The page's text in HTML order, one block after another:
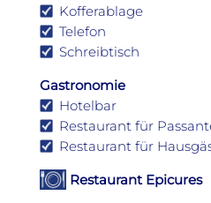
Kofferablage
Telefon
Schreibtisch
Gastronomie
Hotelbar
Restaurant für
Restaurant für
Restaurant Epicures